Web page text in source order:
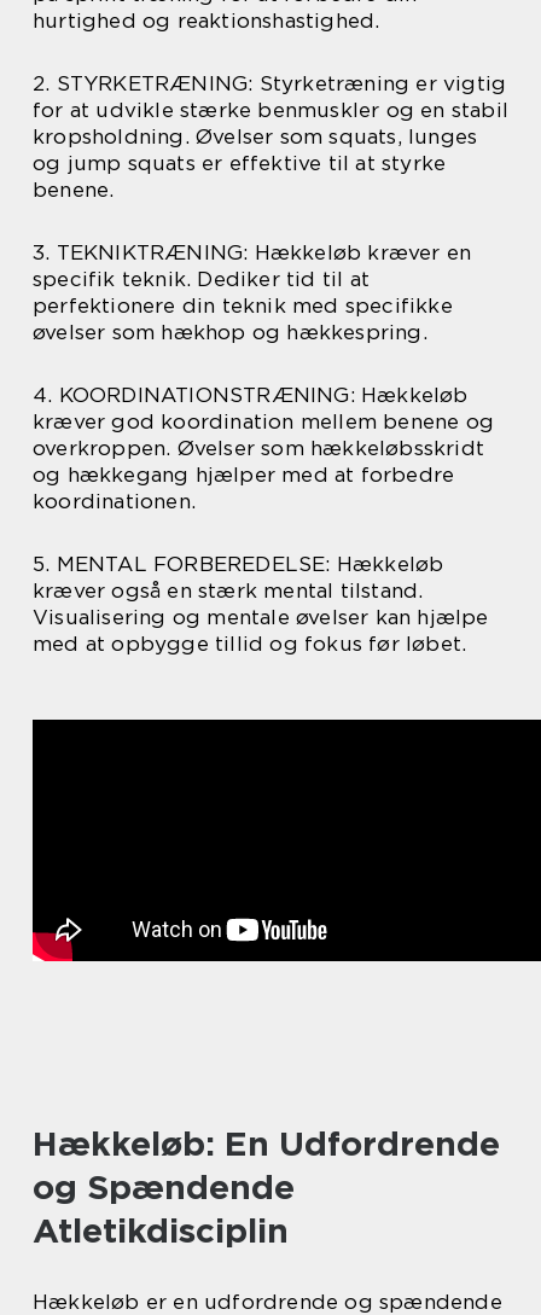
hurtighed og reaktionshastighed.
2. STYRKETRÆNING: Styrketræning er vigtig
for at udvikle stærke benmuskler og en stabil
kropsholdning. Øvelser som squats, lunges
og jump squats er effektive til at styrke
benene.
3. TEKNIKTRÆNING: Hækkeløb kræver en
specifik teknik. Dediker tid til at
perfektionere din teknik med specifikke
øvelser som hækhop og hækkespring.
4. KOORDINATIONSTRÆNING: Hækkeløb
kræver god koordination mellem benene og
overkroppen. Øvelser som hækkeløbsskridt
og hækkegang hjælper med at forbedre
koordinationen.
5. MENTAL FORBEREDELSE: Hækkeløb
kræver også en stærk mental tilstand.
Visualisering og mentale øvelser kan hjælpe
med at opbygge tillid og fokus før løbet.
Hækkeløb: En Udfordrende
og Spændende
Atletikdisciplin
Hækkeløb er en udfordrende og spændende